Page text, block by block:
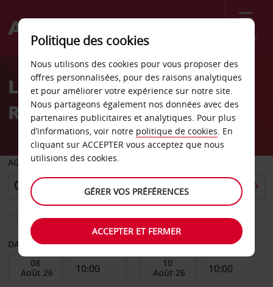
Menu
Welcome
AvisLocation de voiture Siem
Reap - Centre-ville
AGENCE DE DÉPART
Sélectionnez une autre agence de retour
DATE DE DÉBUT DATE DE FIN
Politique des cookies
Nous utilisons des cookies pour vous proposer des
offres personnalisées, pour des raisons analytiques
et pour améliorer votre expérience sur notre site.
Nous partageons également nos données avec des
partenaires publicitaires et analytiques. Pour plus
d’informations, voir notre politique de cookies. En
cliquant sur ACCEPTER vous acceptez que nous
utilisions des cookies.
GÉRER VOS PRÉFÉRENCES
ACCEPTER ET FERMER